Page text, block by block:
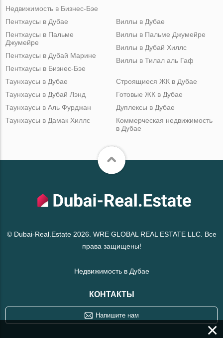
Недвижимость в Бизнес-Бэе
Пентхаусы в Дубае
Пентхаусы в Пальме
Джумейре
Пентхаусы в Дубай Марине
Пентхаусы в Бизнес-Бэе
Виллы в Дубае
Виллы в Пальме Джумейре
Виллы в Дубай Хиллс
Виллы в Тилал аль Гаф
Таунхаусы в Дубае
Таунхаусы в Дубай Лэнд
Таунхаусы в Аль Фурджан
Таунхаусы в Дамак Хиллс
Строящиеся ЖК в Дубае
Готовые ЖК в Дубае
Дуплексы в Дубае
Коммерческая недвижимость
в Дубае
© Dubai-Real.Estate 2026. WRE GLOBAL REAL ESTATE LLC. Все
права защищены!
Недвижимость в Дубае
КОНТАКТЫ
Напишите нам
×